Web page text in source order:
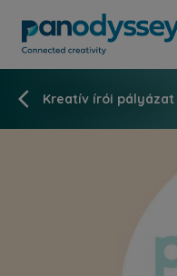
Kreatív írói pályázat